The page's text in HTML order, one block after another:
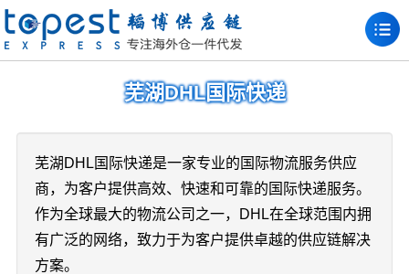
芜湖DHL国际快递
芜湖DHL国际快递是一家专业的国际物流服务供应
商，为客户提供高效、快速和可靠的国际快递服务。
作为全球最大的物流公司之一，DHL在全球范围内拥
有广泛的网络，致力于为客户提供卓越的供应链解决
方案。